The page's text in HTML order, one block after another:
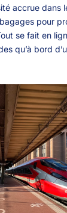
accrue dans
pour
se fait en
qu’à bord